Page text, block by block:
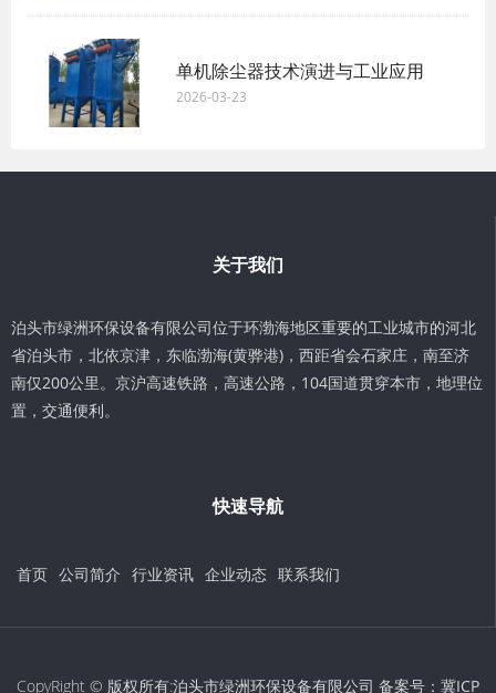
单机除尘器技术演进与工业应用
2026-03-23
关于我们
泊头市绿洲环保设备有限公司位于环渤海地区重要的工业城市的河北
省泊头市，北依京津，东临渤海(黄骅港)，西距省会石家庄，南至济
南仅200公里。京沪高速铁路，高速公路，104国道贯穿本市，地理位
置，交通便利。
快速导航
首页 公司简介 行业资讯 企业动态 联系我们
CopyRight © 版权所有:泊头市绿洲环保设备有限公司 备案号： 冀ICP